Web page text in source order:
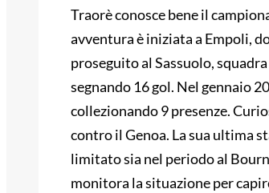
Traorè conosce bene il
avventura è iniziata a Empoli,
proseguito al Sassuolo,
segnando 16 gol. Nel gennaio
collezionando 9 presenze.
contro il Genoa. La sua ultima
limitato sia nel periodo al
monitora la situazione per